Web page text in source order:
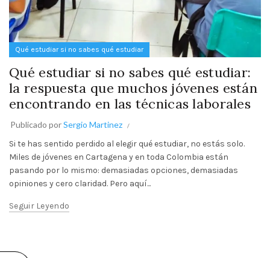
Qué estudiar si no sabes qué estudiar
Qué estudiar si no sabes qué estudiar:
la respuesta que muchos jóvenes están
encontrando en las técnicas laborales
Publicado porSergio Martinez
Si te has sentido perdido al elegir qué estudiar, no estás solo.
Miles de jóvenes en Cartagena y en toda Colombia están
pasando por lo mismo: demasiadas opciones, demasiadas
opiniones y cero claridad. Pero aquí...
Seguir Leyendo